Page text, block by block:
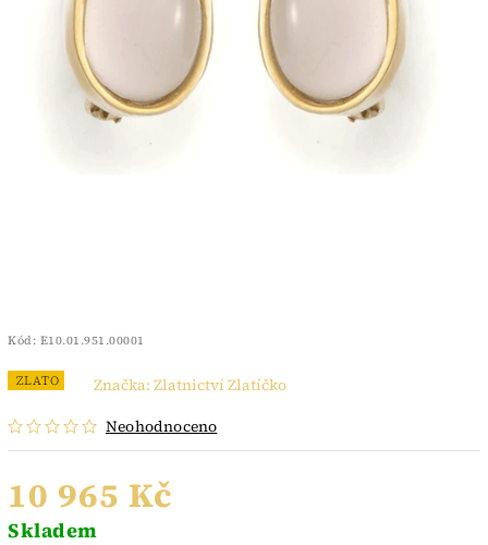
Kód: E10.01.951.00001
ZLATO
Neohodnoceno
Značka: Zlatnictví Zlatíčko
10 965 Kč
Skladem